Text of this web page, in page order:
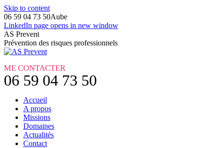
Skip to content
06 59 04 73 50Aube
LinkedIn page opens in new window
AS Prevent
Prévention des risques professionnels
ME CONTACTER
06 59 04 73 50
Accueil
A propos
Missions
Domaines
Actualités
Contact